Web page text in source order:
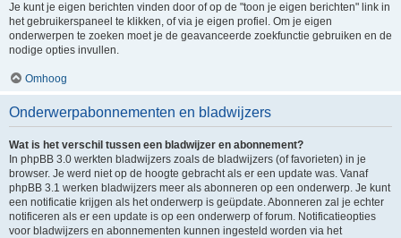
Je kunt je eigen berichten vinden door of op de "toon je eigen berichten" link in
het gebruikerspaneel te klikken, of via je eigen profiel. Om je eigen
onderwerpen te zoeken moet je de geavanceerde zoekfunctie gebruiken en de
nodige opties invullen.
Omhoog
Onderwerpabonnementen en bladwijzers
Wat is het verschil tussen een bladwijzer en abonnement?
In phpBB 3.0 werkten bladwijzers zoals de bladwijzers (of favorieten) in je
browser. Je werd niet op de hoogte gebracht als er een update was. Vanaf
phpBB 3.1 werken bladwijzers meer als abonneren op een onderwerp. Je kunt
een notificatie krijgen als het onderwerp is geüpdate. Abonneren zal je echter
notificeren als er een update is op een onderwerp of forum. Notificatieopties
voor bladwijzers en abonnementen kunnen ingesteld worden via het